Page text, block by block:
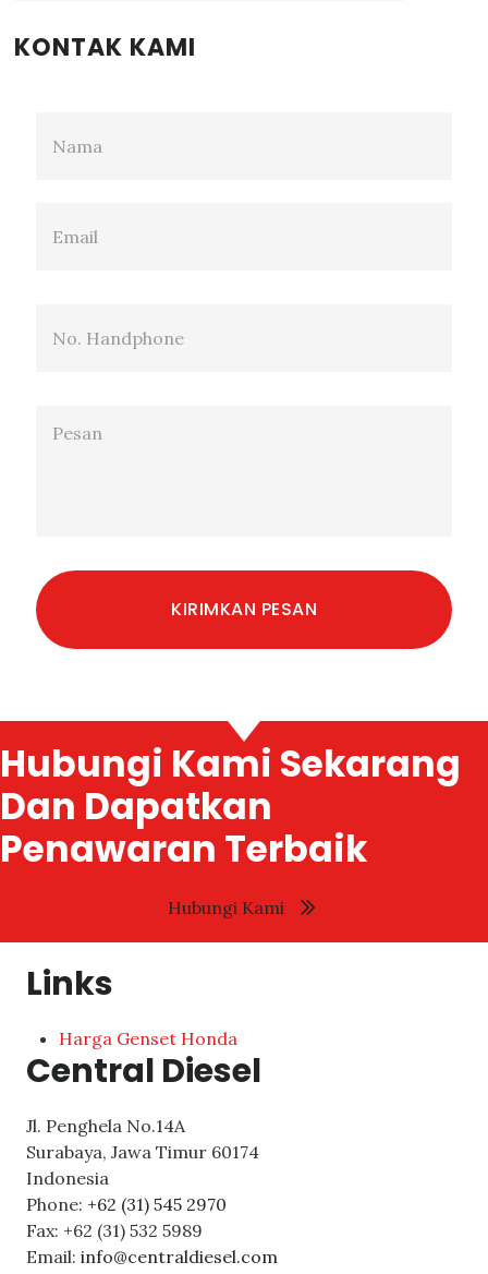
KONTAK KAMI
Hubungi Kami Sekarang
Dan Dapatkan
Penawaran Terbaik
Hubungi Kami
Links
Harga Genset Honda
Central Diesel
Jl. Penghela No.14A
Surabaya, Jawa Timur 60174
Indonesia
Phone: +62 (31) 545 2970
Fax: +62 (31) 532 5989
Email: info@centraldiesel.com